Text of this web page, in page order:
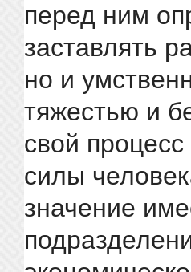
перед ним
заставлять
но и
тяжестью и
свой
силы
значение